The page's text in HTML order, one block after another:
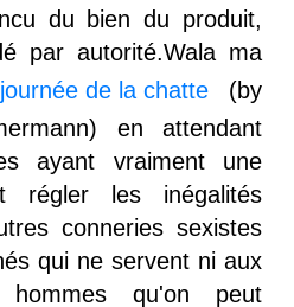
du bien du produit,
par autorité.Wala ma
journée de la chatte
(by
en attendant
ayant vraiment une
régler les inégalités
conneries sexistes
qui ne servent ni aux
qu'on peut